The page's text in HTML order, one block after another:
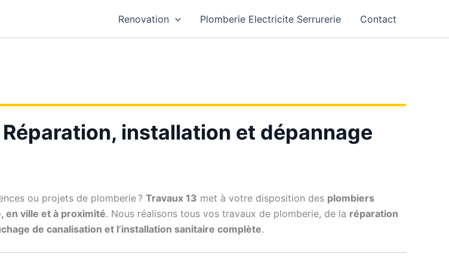
Renovation Plomberie Electricite Serrurerie Contact
installation et dépannage
ou projets de plomberie ? Travaux 13 met à votre disposition des plombiers
en ville et à proximité. Nous réalisons tous vos travaux de plomberie, de la réparation
de canalisation et l’installation sanitaire complète.